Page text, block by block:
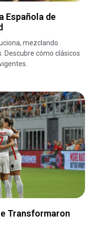
Española de
mezclando
Descubre cómo clásicos
Transformaron